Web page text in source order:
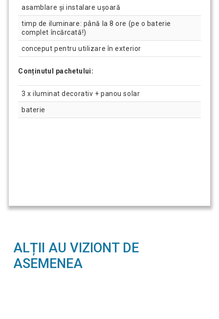
asamblare și instalare ușoară
timp de iluminare: până la 8 ore (pe o baterie
complet încărcată!)
conceput pentru utilizare în exterior
Conținutul pachetului:
3 x iluminat decorativ + panou solar
baterie
ALȚII AU VIZIONT DE
ASEMENEA